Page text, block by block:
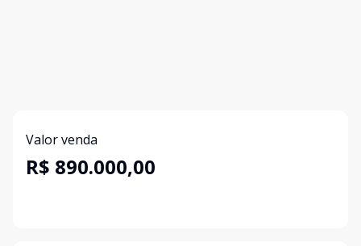
Valor venda
R$ 890.000,00